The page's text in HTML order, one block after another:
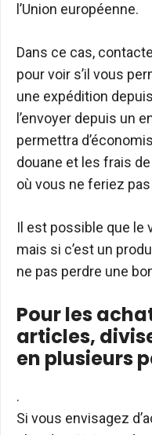
l’Union européenne.
Dans ce cas,
pour voir s’il vous
une expédition
l’envoyer depuis un
permettra
douane et les frais
où vous ne feriez
Il est possible que le
mais si c’est un
ne pas perdre une
Pour les
articles,
en plusieurs
.
Si vous envisagez